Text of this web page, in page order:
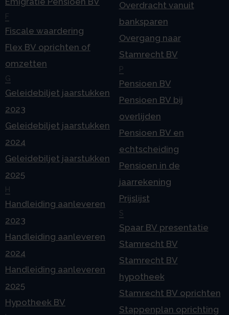
F
Fiscale waardering
Flex BV oprichten of
omzetten
G
Geleidebiljet jaarstukken
2023
Geleidebiljet jaarstukken
2024
Geleidebiljet jaarstukken
2025
H
Handleiding aanleveren
2023
Handleiding aanleveren
2024
Handleiding aanleveren
2025
Hypotheek BV
Overdracht vanuit
banksparen
Overgang naar
Stamrecht BV
P
Pensioen BV
Pensioen BV bij
overlijden
Pensioen BV en
echtscheiding
Pensioen in de
jaarrekening
Prijslijst
S
Spaar BV presentatie
Stamrecht BV
Stamrecht BV
hypotheek
Stamrecht BV oprichten
Stappenplan oprichting